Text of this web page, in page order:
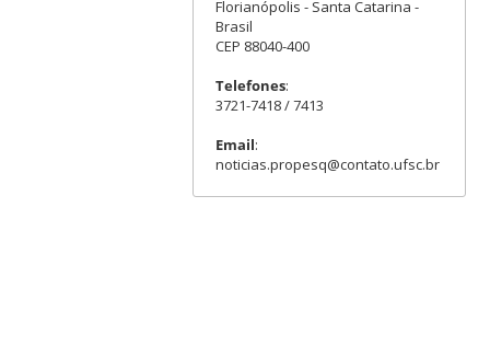
Florianópolis - Santa Catarina -
Brasil
CEP 88040-400
Telefones:
3721-7418 / 7413
Email:
noticias.propesq@contato.ufsc.br